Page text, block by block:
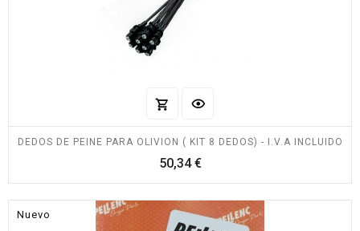
DEDOS DE PEINE PARA OLIVION ( KIT 8 DEDOS) - I.V.A INCLUIDO
50,34 €Precio
Nuevo